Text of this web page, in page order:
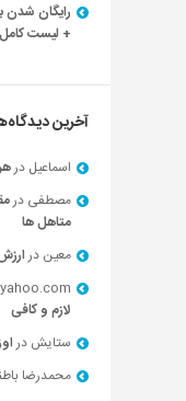
+ لیست کامل
آخرین
اسماعیل در
مصطفی در
متاهل ها
معین در
لازم و کافی
ستایش در
محمدرضا